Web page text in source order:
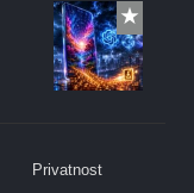
Privatnost